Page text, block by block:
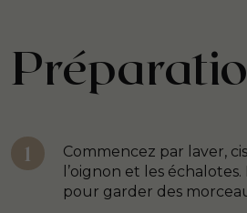
Commencez par laver,
l’oignon et les
pour garder des